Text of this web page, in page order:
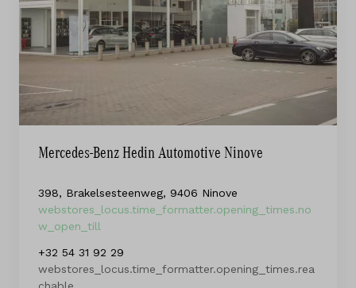
Mercedes-Benz Hedin Automotive Ninove
398, Brakelsesteenweg, 9406 Ninove
webstores_locus.time_formatter.opening_times.no
w_open_till
+32 54 31 92 29
webstores_locus.time_formatter.opening_times.rea